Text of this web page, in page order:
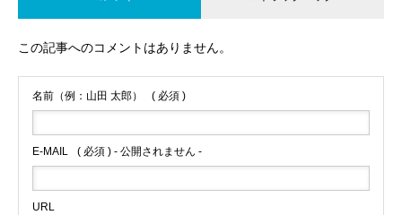
この記事へのコメントはありません。
名前（例：山田 太郎） ( 必須 )
E-MAIL ( 必須 ) - 公開されません -
URL